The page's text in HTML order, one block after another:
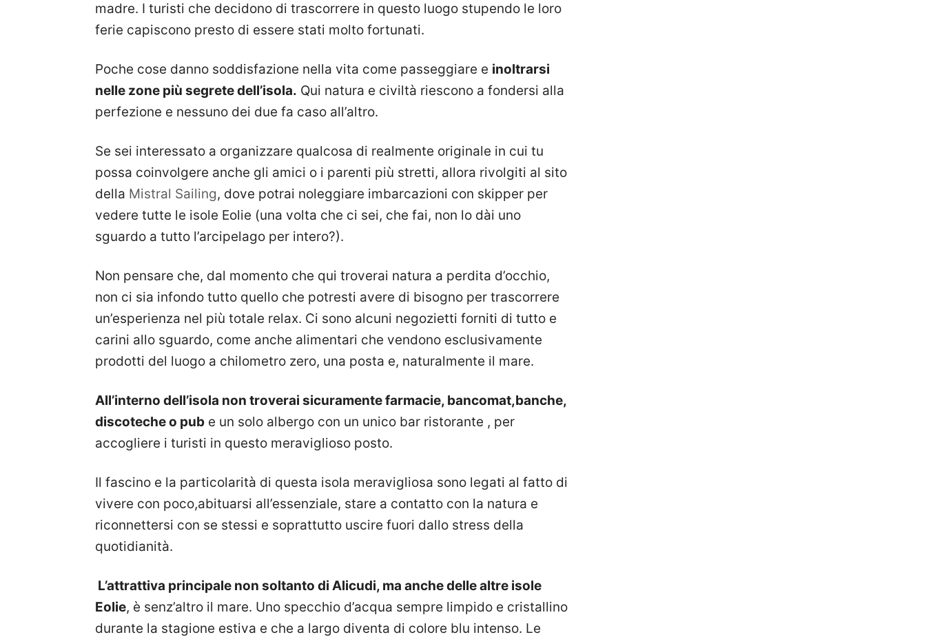
madre. I turisti che decidono di trascorrere in questo luogo stupendo le loro
ferie capiscono presto di essere stati molto fortunati.
Poche cose danno soddisfazione nella vita come passeggiare e inoltrarsi
nelle zone più segrete dell’isola. Qui natura e civiltà riescono a fondersi alla
perfezione e nessuno dei due fa caso all’altro.
Se sei interessato a organizzare qualcosa di realmente originale in cui tu
possa coinvolgere anche gli amici o i parenti più stretti, allora rivolgiti al sito
della Mistral Sailing, dove potrai noleggiare imbarcazioni con skipper per
vedere tutte le isole Eolie (una volta che ci sei, che fai, non lo dài uno
sguardo a tutto l’arcipelago per intero?).
Non pensare che, dal momento che qui troverai natura a perdita d’occhio,
non ci sia infondo tutto quello che potresti avere di bisogno per trascorrere
un’esperienza nel più totale relax. Ci sono alcuni negozietti forniti di tutto e
carini allo sguardo, come anche alimentari che vendono esclusivamente
prodotti del luogo a chilometro zero, una posta e, naturalmente il mare.
All’interno dell’isola non troverai sicuramente farmacie, bancomat,banche,
discoteche o pub e un solo albergo con un unico bar ristorante , per
accogliere i turisti in questo meraviglioso posto.
Il fascino e la particolarità di questa isola meravigliosa sono legati al fatto di
vivere con poco,abituarsi all’essenziale, stare a contatto con la natura e
riconnettersi con se stessi e soprattutto uscire fuori dallo stress della
quotidianità.
L’attrattiva principale non soltanto di Alicudi, ma anche delle altre isole
Eolie, è senz’altro il mare. Uno specchio d’acqua sempre limpido e cristallino
durante la stagione estiva e che a largo diventa di colore blu intenso. Le